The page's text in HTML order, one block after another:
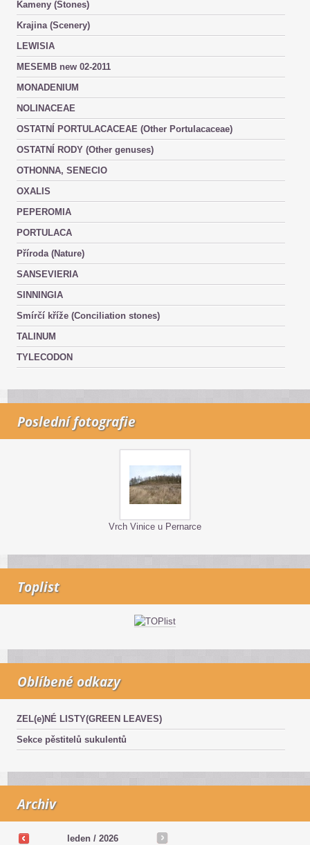
Kameny (Stones)
Krajina (Scenery)
LEWISIA
MESEMB new 02-2011
MONADENIUM
NOLINACEAE
OSTATNÍ PORTULACACEAE (Other Portulacaceae)
OSTATNÍ RODY (Other genuses)
OTHONNA, SENECIO
OXALIS
PEPEROMIA
PORTULACA
Příroda (Nature)
SANSEVIERIA
SINNINGIA
Smírčí kříže (Conciliation stones)
TALINUM
TYLECODON
Poslední fotografie
Vrch Vinice u Pernarce
Toplist
Oblíbené odkazy
ZEL(e)NÉ LISTY(GREEN LEAVES)
Sekce pěstitelů sukulentů
Archiv
leden / 2026